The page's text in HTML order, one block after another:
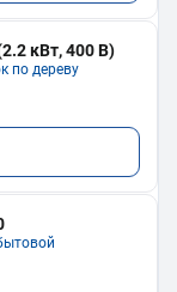
кВт, 400 В)
по дереву